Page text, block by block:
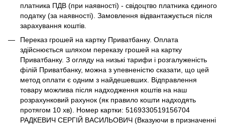
платника ПДВ (при наявності) - свідоцтво платника єдиного
податку (за наявності). Замовлення відвантажується після
зарахування коштів.
Переказ грошей на картку Приватбанку. Оплата
здійснюється шляхом переказу грошей на картку
Приватбанку. З огляду на низькі тарифи і розгалуженість
філій Приватбанку, можна з упевненістю сказати, що цей
метод оплати є одним з найдешевших. Відправлення
товару можлива після надходження коштів на наш
розрахунковий рахунок (як правило кошти надходять
протягом 10 хв). Номер картки: 5169330519156704
РАДКЕВИЧ СЕРГІЙ ВАСИЛЬОВИЧ (Вказуючи в призначенні